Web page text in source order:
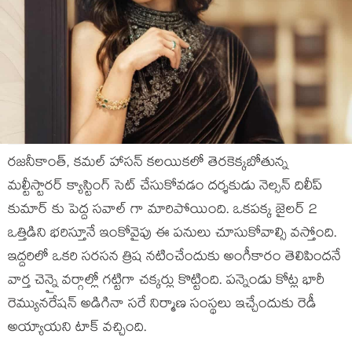
రజనీకాంత్, కమల్ హాసన్ కలయికలో తెరకెక్కబోతున్న
మల్టీస్టారర్ క్యాస్టింగ్ సెట్ చేసుకోవడం దర్శకుడు నెల్సన్ దిలీప్
కుమార్ కు పెద్ద సవాల్ గా మారిపోయింది. ఒకపక్క జైలర్ 2
ఒత్తిడిని భరిస్తూనే ఇంకోవైపు ఈ పనులు చూసుకోవాల్సి వస్తోంది.
ఇద్దరిలో ఒకరి సరసన త్రిష నటించేందుకు అంగీకారం తెలిపిందనే
వార్త చెన్నై వర్గాల్లో గట్టిగా చక్కర్లు కొట్టింది. పన్నెండు కోట్ల భారీ
రెమ్యునరేషన్ అడిగినా సరే నిర్మాణ సంస్థలు ఇచ్చేందుకు రెడీ
అయ్యాయని టాక్ వచ్చింది.